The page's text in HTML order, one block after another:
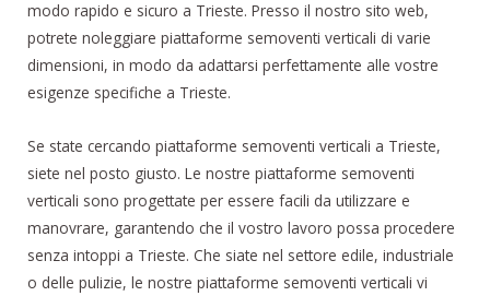
modo rapido e sicuro a Trieste. Presso il nostro sito web,
potrete noleggiare piattaforme semoventi verticali di varie
dimensioni, in modo da adattarsi perfettamente alle vostre
esigenze specifiche a Trieste.
Se state cercando piattaforme semoventi verticali a Trieste,
siete nel posto giusto. Le nostre piattaforme semoventi
verticali sono progettate per essere facili da utilizzare e
manovrare, garantendo che il vostro lavoro possa procedere
senza intoppi a Trieste. Che siate nel settore edile, industriale
o delle pulizie, le nostre piattaforme semoventi verticali vi